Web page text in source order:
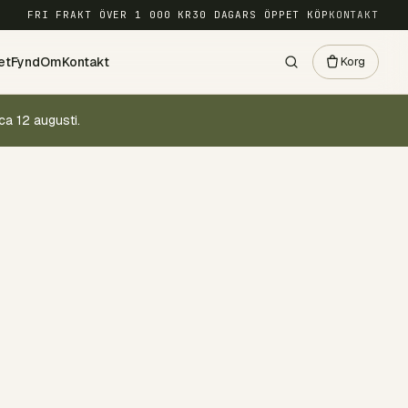
FRI FRAKT ÖVER 1 000 KR 30 DAGARS ÖPPET KÖP KONTAKT
FyndOmKontakt Korg
12 augusti.